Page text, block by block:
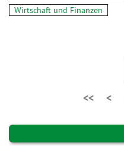
Wirtschaft und Finanzen
<< <